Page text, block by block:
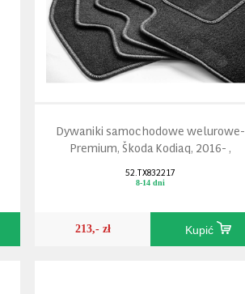
Dywaniki samochodowe welurowe-
Premium, Škoda Kodiaq, 2016- ,
52.TX832217
8-14 dni
213,- zł Kupić